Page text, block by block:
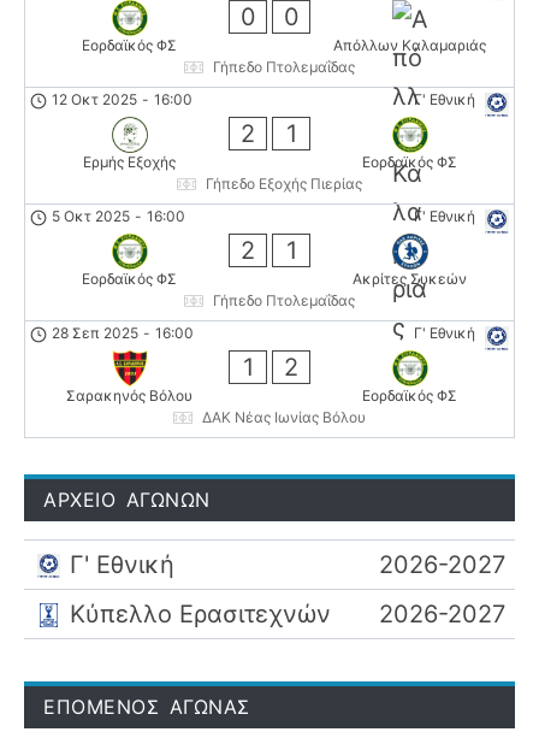
Εορδαϊκός ΦΣ
0 0
Απόλλων Καλαμαριάς
Γήπεδο Πτολεμαΐδας
Γ' Εθνική
12 Οκτ 2025 - 16:00
Ερμής Εξοχής
2 1
Εορδαϊκός ΦΣ
Γήπεδο Εξοχής Πιερίας
Γ' Εθνική
5 Οκτ 2025 - 16:00
Εορδαϊκός ΦΣ
2 1
Ακρίτες Συκεών
Γήπεδο Πτολεμαΐδας
Γ' Εθνική
28 Σεπ 2025 - 16:00
Σαρακηνός Βόλου
1 2
Εορδαϊκός ΦΣ
ΔΑΚ Νέας Ιωνίας Βόλου
ΑΡΧΕΙΟ ΑΓΩΝΩΝ
Γ' Εθνική
2026-2027
Κύπελλο Ερασιτεχνών
2026-2027
ΕΠΟΜΕΝΟΣ ΑΓΩΝΑΣ